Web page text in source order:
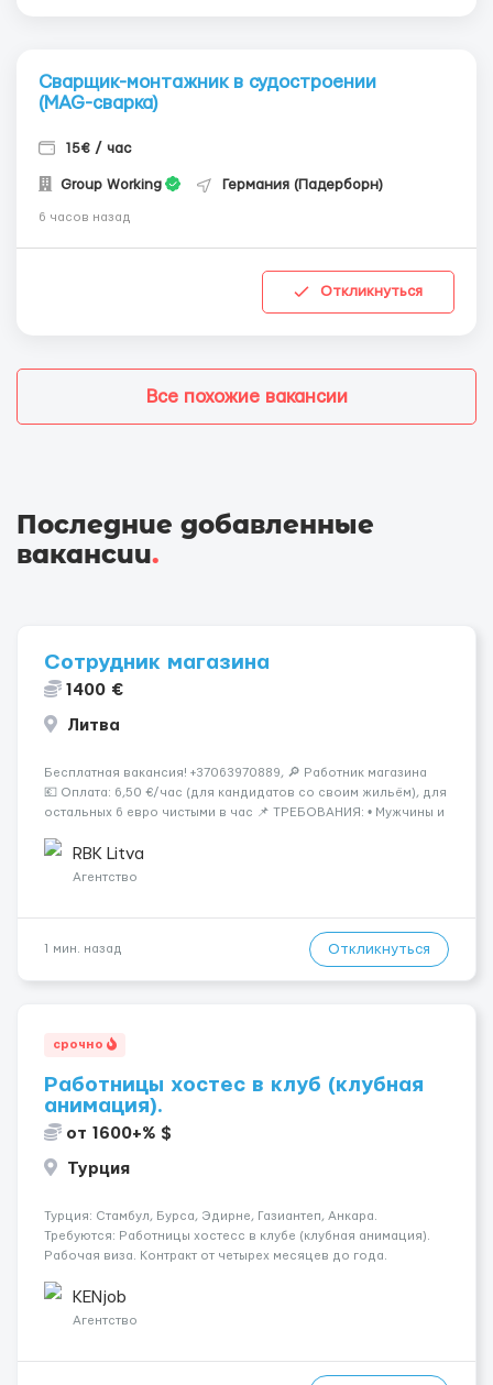
Сварщик-монтажник в судостроении
(MAG-сварка)
15€ / час
Group Working Германия (Падерборн)
6 часов назад
Откликнуться
Все похожие вакансии
Последние добавленные
вакансии.
Сотрудник магазина
1400 €
Литва
Бесплатная вакансия! +37063970889, 🔎 Работник магазина
💶 Оплата: 6,50 €/час (для кандидатов со своим жильём), для
остальных 6 евро чистыми в час 📌 ТРЕБОВАНИЯ: • Мужчины и
работать &bul...
RBK Litva
Агентство
1 мин. назад Откликнуться
срочно
Работницы хостес в клуб (клубная
анимация).
от 1600+% $
Турция
Турция: Стамбул, Бурса, Эдирне, Газиантеп, Анкара.
Требуются: Работницы хостесc в клубе (клубная анимация).
Рабочая виза. Контракт от четырех месяцев до года.
страховка. Высокая зарплата + %. Легально. Безопасно.
*Коммуникабел...
KENjob
Агентство